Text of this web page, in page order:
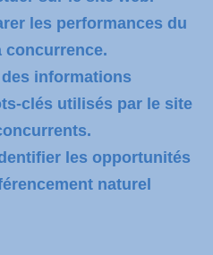
les performances du
concurrence.
informations
clés utilisés par le site
les opportunités
naturel